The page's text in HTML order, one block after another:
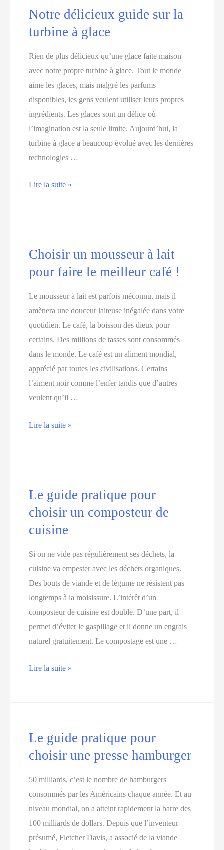
un
hachoir
Notre délicieux guide sur la
turbine à glace
Rien de plus délicieux qu’une glace faite maison
avec notre propre turbine à glace. Tout le monde
aime les glaces, mais malgré les parfums
disponibles, les gens veulent utiliser leurs propres
ingrédients. Les glaces sont un délice où
l’imagination est la seule limite. Aujourd’hui, la
turbine à glace a beaucoup évolué avec les dernières
technologies …
Notre
turbine
à
Lire la suite »
Choisir un mousseur à lait
pour faire le meilleur café !
Le mousseur à lait est parfois méconnu, mais il
amènera une douceur laiteuse inégalée dans votre
quotidien. Le café, la boisson des dieux pour
certains. Des millions de tasses sont consommés
dans le monde. Le café est un aliment mondial,
apprécié par toutes les civilisations. Certains
l’aiment noir comme l’enfer tandis que d’autres
veulent qu’il …
Choisir
pour
faire
le
café
!
Lire la suite »
Le guide pratique pour
choisir un composteur de
cuisine
Si on ne vide pas régulièrement ses déchets, la
cuisine va empester avec les déchets organiques.
Des bouts de viande et de légume ne résistent pas
longtemps à la moisissure. L’intérêt d’un
composteur de cuisine est double. D’une part, il
permet d’éviter le gaspillage et il donne un engrais
naturel gratuitement. Le compostage est une …
Le
un
composteur
cuisine
Lire la suite »
Le guide pratique pour
choisir une presse hamburger
50 milliards, c’est le nombre de hamburgers
consommés par les Américains chaque année. Et au
niveau mondial, on a atteint rapidement la barre des
100 milliards de dollars. Depuis que l’inventeur
présumé, Fletcher Davis, a associé de la viande